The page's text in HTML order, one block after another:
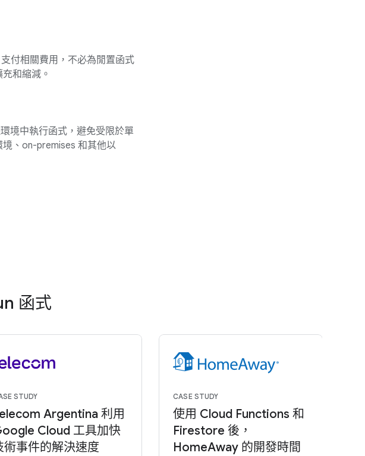
付相關費用，不必為閒置函式
和縮減。
境中執行函式，避免受限於單
境、on-premises 和其他以
函式
STUDY
Argentina 利用
Cloud 工具加快
術事件的解決速度
CASE STUDY
使用 Cloud Functions 和
Firestore 後，
HomeAway 的開發時間